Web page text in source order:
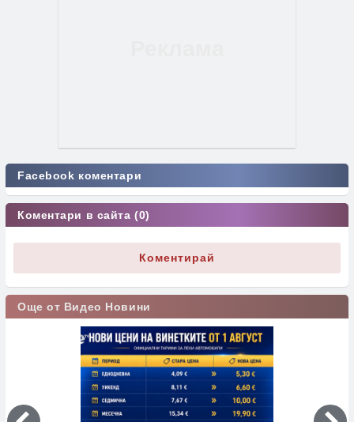
Facebook коментари
Коментари в сайта (0)
Коментирай
Още от Видео Новини